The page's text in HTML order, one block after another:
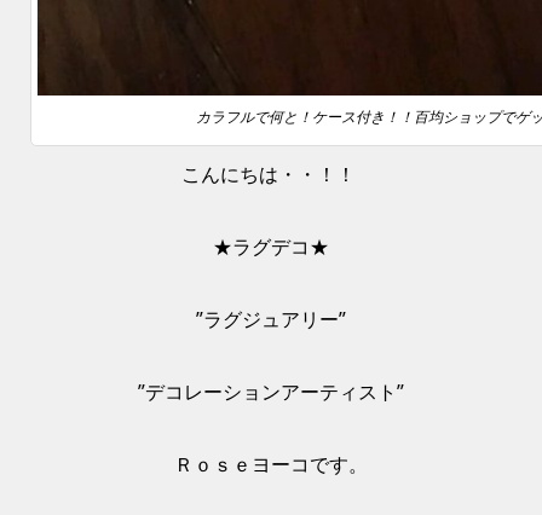
カラフルで何と！ケース付き！！百均ショップでゲ
こんにちは・・！！
★ラグデコ★
”ラグジュアリー”
”デコレーションアーティスト”
Ｒｏｓｅヨーコです。